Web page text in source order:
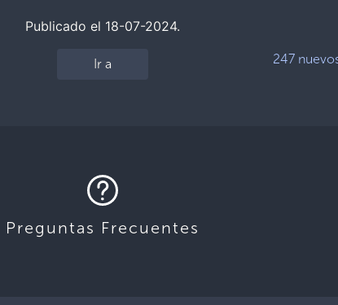
Publicado el 18-07-2024.
Ir a
247
Preguntas Frecuentes